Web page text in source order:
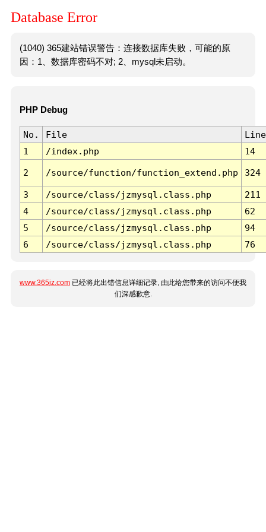
Database Error
(1040) 365建站错误警告：连接数据库失败，可能的原
因：1、数据库密码不对; 2、mysql未启动。
PHP Debug
No. File
Line
1
/index.php 14
2 /source/function/function_extend.php 324
3 /source/class/jzmysql.class.php
211
4
/source/class/jzmysql.class.php
62
5
/source/class/jzmysql.class.php
94
6
/source/class/jzmysql.class.php 76
www.365jz.com 已经将此出错信息详细记录, 由此给您带来的访问不便我
们深感歉意.